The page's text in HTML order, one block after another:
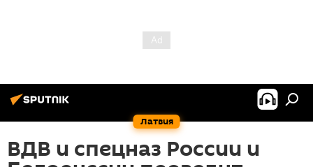
Латвия
ВДВ и спецназ России и